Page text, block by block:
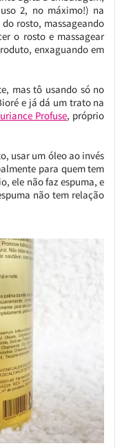
2, no máximo!) na
rosto, massageando
o rosto e massagear
enxaguando em
mas tô usando só no
e já dá um trato na
Profuse, próprio
usar um óleo ao invés
para quem tem
ele não faz espuma, e
não tem relação